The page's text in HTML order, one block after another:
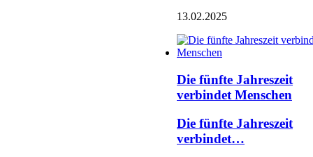
13.02.2025
Die fünfte Jahreszeit
verbindet Menschen
Die fünfte Jahreszeit
verbindet…